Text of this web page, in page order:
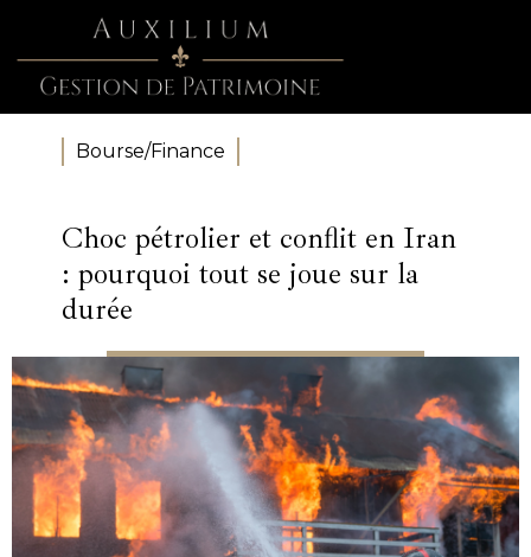
Bourse/Finance
Choc pétrolier et conflit en Iran
: pourquoi tout se joue sur la
durée